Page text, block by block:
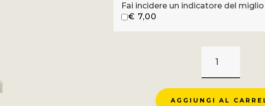
Fai incidere un indicatore del miglio
€ 7,00
ARC
2000
AGGIUNGI AL